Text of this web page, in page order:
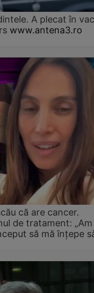
A plecat în
www.antena3.ro
că are cancer.
de tratament:
să mă înțepe